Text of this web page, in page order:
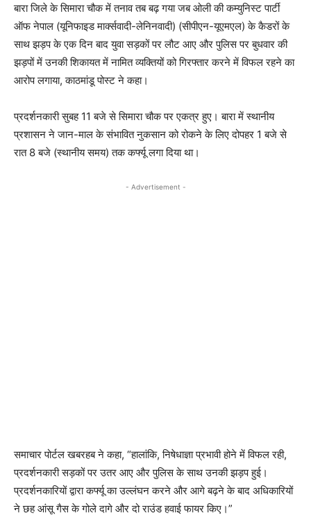
बारा जिले के सिमारा चौक में तनाव तब बढ़ गया जब ओली की कम्युनिस्ट पार्टी
ऑफ नेपाल (यूनिफाइड मार्क्सवादी-लेनिनवादी) (सीपीएन-यूएमएल) के कैडरों के
साथ झड़प के एक दिन बाद युवा सड़कों पर लौट आए और पुलिस पर बुधवार की
झड़पों में उनकी शिकायत में नामित व्यक्तियों को गिरफ्तार करने में विफल रहने का
आरोप लगाया, काठमांडू पोस्ट ने कहा।
प्रदर्शनकारी सुबह 11 बजे से सिमारा चौक पर एकत्र हुए। बारा में स्थानीय
प्रशासन ने जान-माल के संभावित नुकसान को रोकने के लिए दोपहर 1 बजे से
रात 8 बजे (स्थानीय समय) तक कर्फ्यू लगा दिया था।
- Advertisement -
समाचार पोर्टल खबरहब ने कहा, “हालांकि, निषेधाज्ञा प्रभावी होने में विफल रही,
प्रदर्शनकारी सड़कों पर उतर आए और पुलिस के साथ उनकी झड़प हुई।
प्रदर्शनकारियों द्वारा कर्फ्यू का उल्लंघन करने और आगे बढ़ने के बाद अधिकारियों
ने छह आंसू गैस के गोले दागे और दो राउंड हवाई फायर किए।”